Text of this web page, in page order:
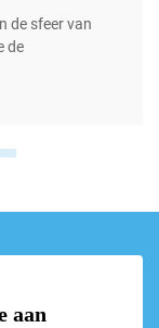
de sfeer van
de
aan